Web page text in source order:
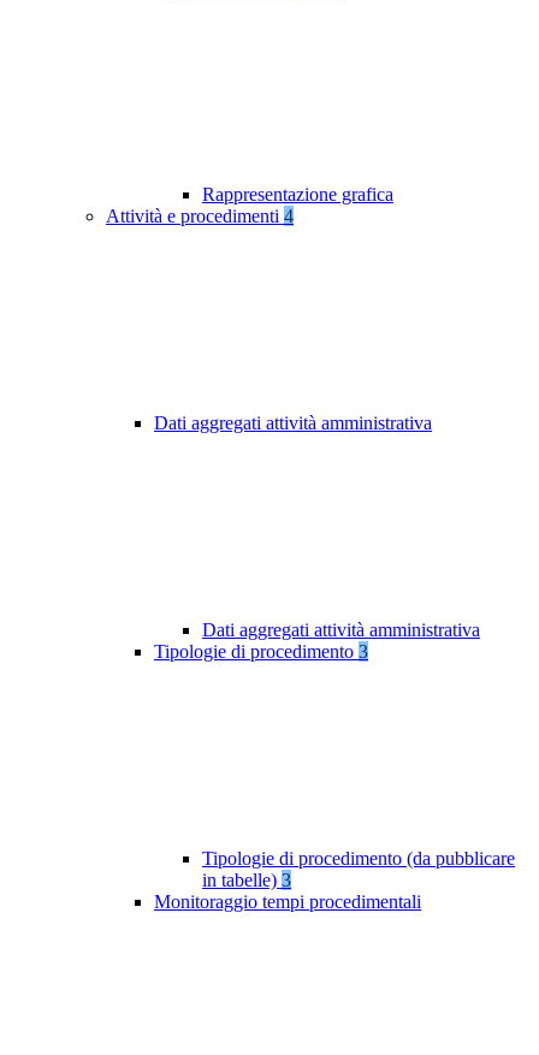
Rappresentazione grafica
Attività e procedimenti 4
Dati aggregati attività amministrativa
Dati aggregati attività amministrativa
Tipologie di procedimento 3
Tipologie di procedimento (da pubblicare
in tabelle) 3
Monitoraggio tempi procedimentali